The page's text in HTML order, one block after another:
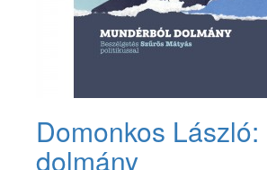
Domonkos
dolmány